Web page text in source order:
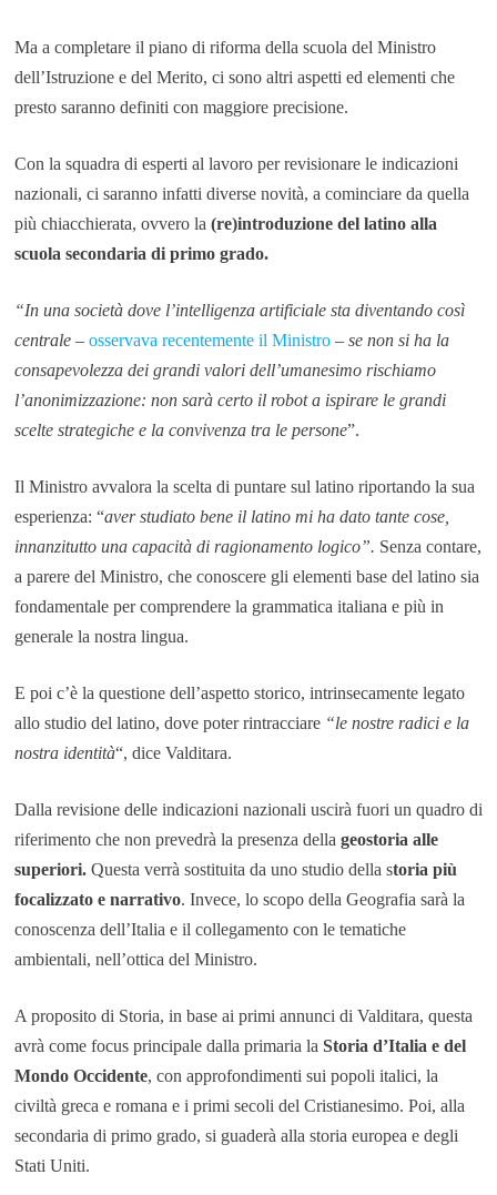
Ma a completare il piano di riforma della scuola del Ministro
dell’Istruzione e del Merito, ci sono altri aspetti ed elementi che
presto saranno definiti con maggiore precisione.
Con la squadra di esperti al lavoro per revisionare le indicazioni
nazionali, ci saranno infatti diverse novità, a cominciare da quella
più chiacchierata, ovvero la (re)introduzione del latino alla
scuola secondaria di primo grado.
“In una società dove l’intelligenza artificiale sta diventando così
centrale– osservava recentemente il Ministro– se non si ha la
consapevolezza dei grandi valori dell’umanesimo rischiamo
l’anonimizzazione: non sarà certo il robot a ispirare le grandi
scelte strategiche e la convivenza tra le persone”.
Il Ministro avvalora la scelta di puntare sul latino riportando la sua
esperienza: “aver studiato bene il latino mi ha dato tante cose,
innanzitutto una capacità di ragionamento logico”. Senza contare,
a parere del Ministro, che conoscere gli elementi base del latino sia
fondamentale per comprendere la grammatica italiana e più in
generale la nostra lingua.
E poi c’è la questione dell’aspetto storico, intrinsecamente legato
allo studio del latino, dove poter rintracciare “le nostre radici e la
nostra identità“, dice Valditara.
Dalla revisione delle indicazioni nazionali uscirà fuori un quadro di
riferimento che non prevedrà la presenza della geostoria alle
superiori.Questa verrà sostituita da uno studio della storia più
focalizzato e narrativo. Invece, lo scopo della Geografia sarà la
conoscenza dell’Italia e il collegamento con le tematiche
ambientali, nell’ottica del Ministro.
A proposito di Storia, in base ai primi annunci di Valditara, questa
avrà come focus principale dalla primaria la Storia d’Italia e del
Mondo Occidente, con approfondimenti sui popoli italici, la
civiltà greca e romana e i primi secoli del Cristianesimo. Poi, alla
secondaria di primo grado, si guaderà alla storia europea e degli
Stati Uniti.